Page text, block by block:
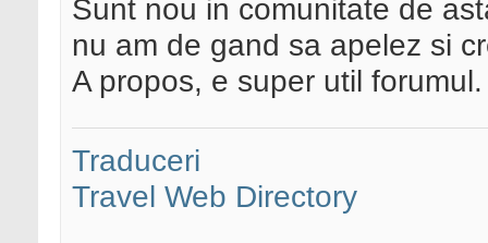
Sunt nou in comunitate de
nu am de gand sa apelez si
A propos, e super util
Traduceri
Travel Web Directory